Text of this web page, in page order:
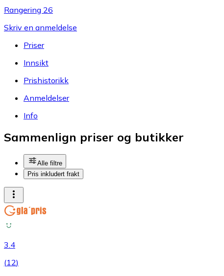
Rangering 26
Skriv en anmeldelse
Priser
Innsikt
Prishistorikk
Anmeldelser
Info
Sammenlign priser og butikker
Alle filtre
Pris inkludert frakt
3.4
(12)